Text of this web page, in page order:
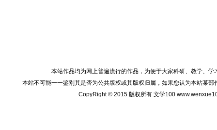
本站作品均为网上普遍流行的作品，为便于大家科研、教学、
本站不可能一一鉴别其是否为公共版权或其版权归属，如果您认为本站某
CopyRight © 2015 版权所有 文学100